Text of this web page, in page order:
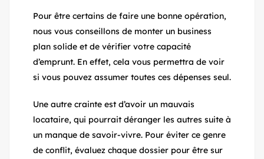
Pour être certains de faire une bonne opération,
nous vous conseillons de monter un business
plan solide et de vérifier votre capacité
d’emprunt. En effet, cela vous permettra de voir
si vous pouvez assumer toutes ces dépenses seul.
Une autre crainte est d’avoir un mauvais
locataire, qui pourrait déranger les autres suite à
un manque de savoir-vivre. Pour éviter ce genre
de conflit, évaluez chaque dossier pour être sur